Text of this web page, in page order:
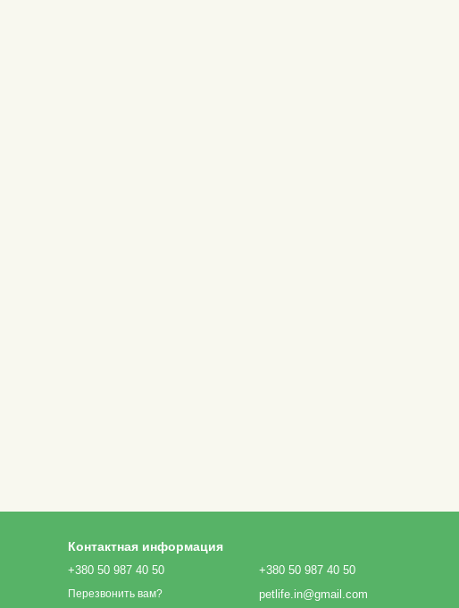
Контактная информация
+380 50 987 40 50
Перезвонить вам?
+380 50 987 40 50
petlife.in@gmail.com